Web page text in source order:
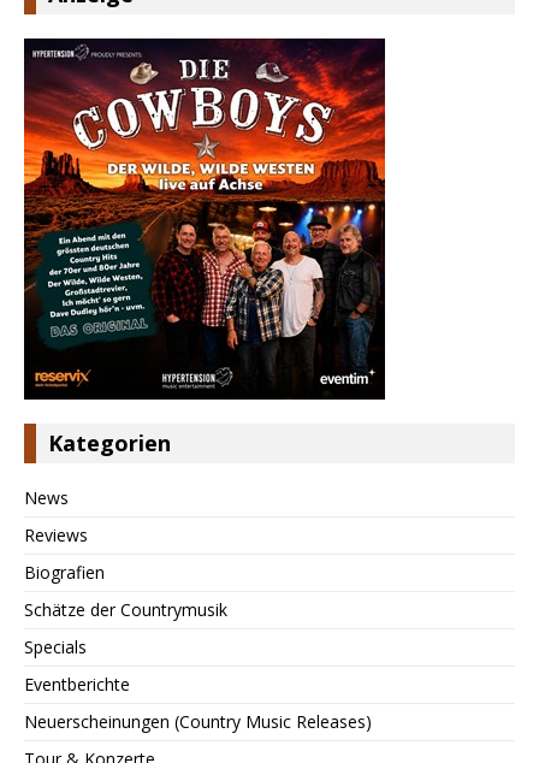
Kategorien
News
Reviews
Biografien
Schätze der Countrymusik
Specials
Eventberichte
Neuerscheinungen (Country Music Releases)